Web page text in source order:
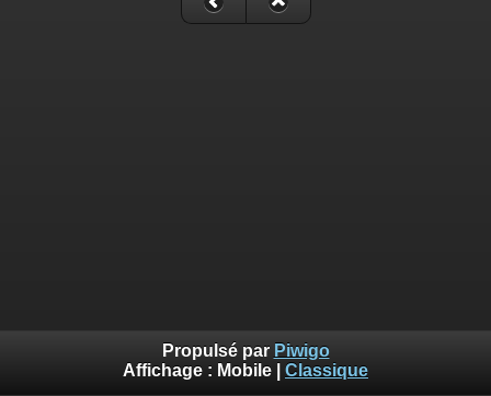
Propulsé par Piwigo
Affichage : Mobile Classique